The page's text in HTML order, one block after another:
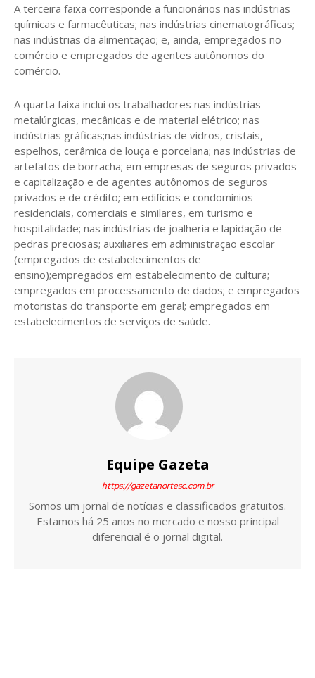
A terceira faixa corresponde a funcionários nas indústrias
químicas e farmacêuticas; nas indústrias cinematográficas;
nas indústrias da alimentação; e, ainda, empregados no
comércio e empregados de agentes autônomos do
comércio.
A quarta faixa inclui os trabalhadores nas indústrias
metalúrgicas, mecânicas e de material elétrico; nas
indústrias gráficas;nas indústrias de vidros, cristais,
espelhos, cerâmica de louça e porcelana; nas indústrias de
artefatos de borracha; em empresas de seguros privados
e capitalização e de agentes autônomos de seguros
privados e de crédito; em edifícios e condomínios
residenciais, comerciais e similares, em turismo e
hospitalidade; nas indústrias de joalheria e lapidação de
pedras preciosas; auxiliares em administração escolar
(empregados de estabelecimentos de
ensino);empregados em estabelecimento de cultura;
empregados em processamento de dados; e empregados
motoristas do transporte em geral; empregados em
estabelecimentos de serviços de saúde.
Equipe Gazeta
https://gazetanortesc.com.br
Somos um jornal de notícias e classificados gratuitos.
Estamos há 25 anos no mercado e nosso principal
diferencial é o jornal digital.